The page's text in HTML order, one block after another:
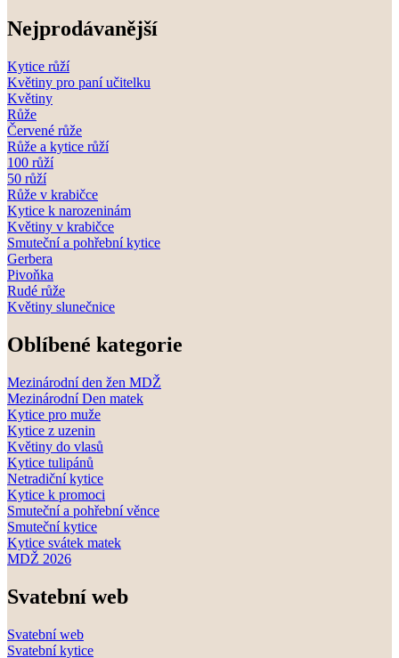
Nejprodávanější
Kytice růží
Květiny pro paní učitelku
Květiny
Růže
Červené růže
Růže a kytice růží
100 růží
50 růží
Růže v krabičce
Kytice k narozeninám
Květiny v krabičce
Smuteční a pohřební kytice
Gerbera
Pivoňka
Rudé růže
Květiny slunečnice
Oblíbené kategorie
Mezinárodní den žen MDŽ
Mezinárodní Den matek
Kytice pro muže
Kytice z uzenin
Květiny do vlasů
Kytice tulipánů
Netradiční kytice
Kytice k promoci
Smuteční a pohřební věnce
Smuteční kytice
Kytice svátek matek
MDŽ 2026
Svatební web
Svatební web
Svatební kytice